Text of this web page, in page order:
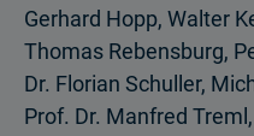
Gerhard Hopp, Walter
Thomas Rebensburg,
Dr. Florian Schuller,
Prof. Dr. Manfred